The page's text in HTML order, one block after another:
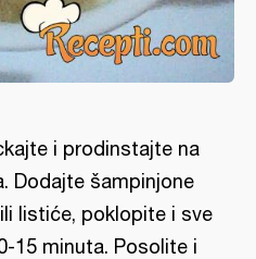
i prodinstajte na
Dodajte šampinjone
listiće, poklopite i sve
15 minuta. Posolite i